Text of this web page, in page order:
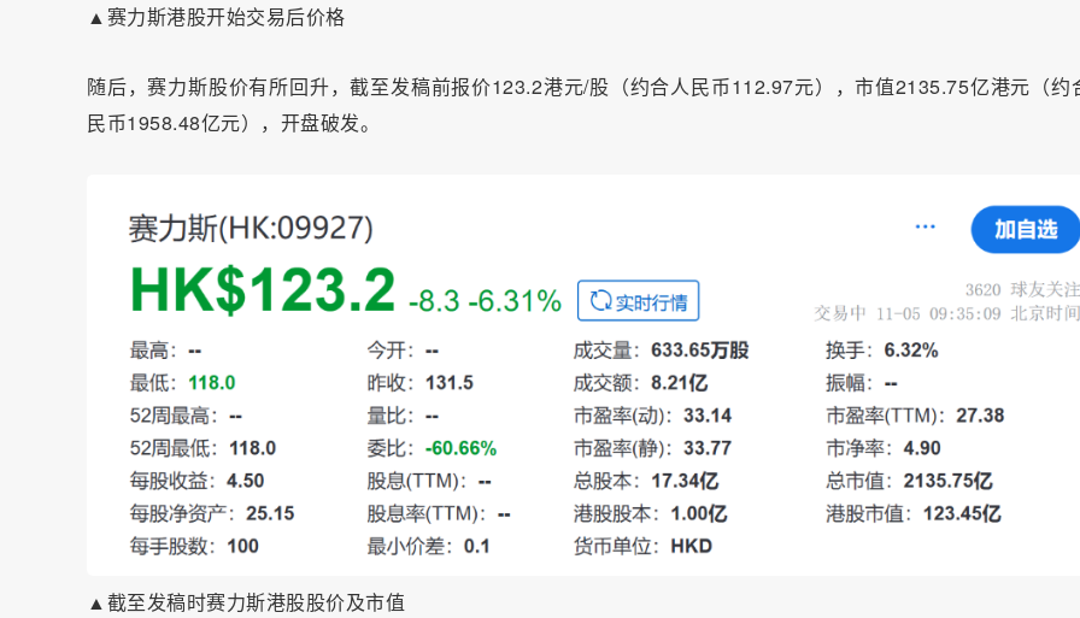
▲赛力斯港股开始交易后价格
随后，赛力斯股价有所回升，截至发稿前报价123.2港元/股（约合人民币112.97元），市值2135.75亿港元（约
民币1958.48亿元），开盘破发。
▲截至发稿时赛力斯港股股价及市值